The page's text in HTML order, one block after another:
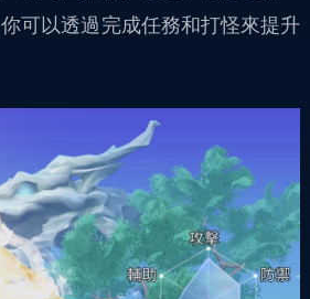
可以透過完成任務和打怪來提升